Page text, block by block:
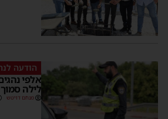
הודעה
אלפי
לילה
מנחם דויטש